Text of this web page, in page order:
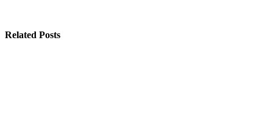
Related Posts